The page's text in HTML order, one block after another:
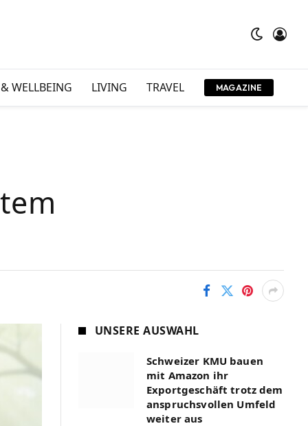
WELLBEING LIVING TRAVEL MAGAZINE
UNSERE AUSWAHL
Schweizer KMU bauen
mit Amazon ihr
Exportgeschäft trotz dem
anspruchsvollen Umfeld
weiter aus